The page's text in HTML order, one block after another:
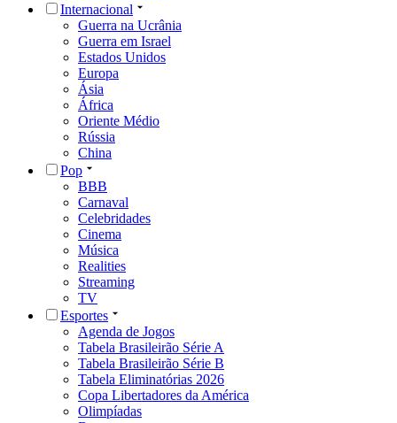
Internacional
Guerra na Ucrânia
Guerra em Israel
Estados Unidos
Europa
Ásia
África
Oriente Médio
Rússia
China
Pop
BBB
Carnaval
Celebridades
Cinema
Música
Realities
Streaming
TV
Esportes
Agenda de Jogos
Tabela Brasileirão Série A
Tabela Brasileirão Série B
Tabela Eliminatórias 2026
Copa Libertadores da América
Olimpíadas